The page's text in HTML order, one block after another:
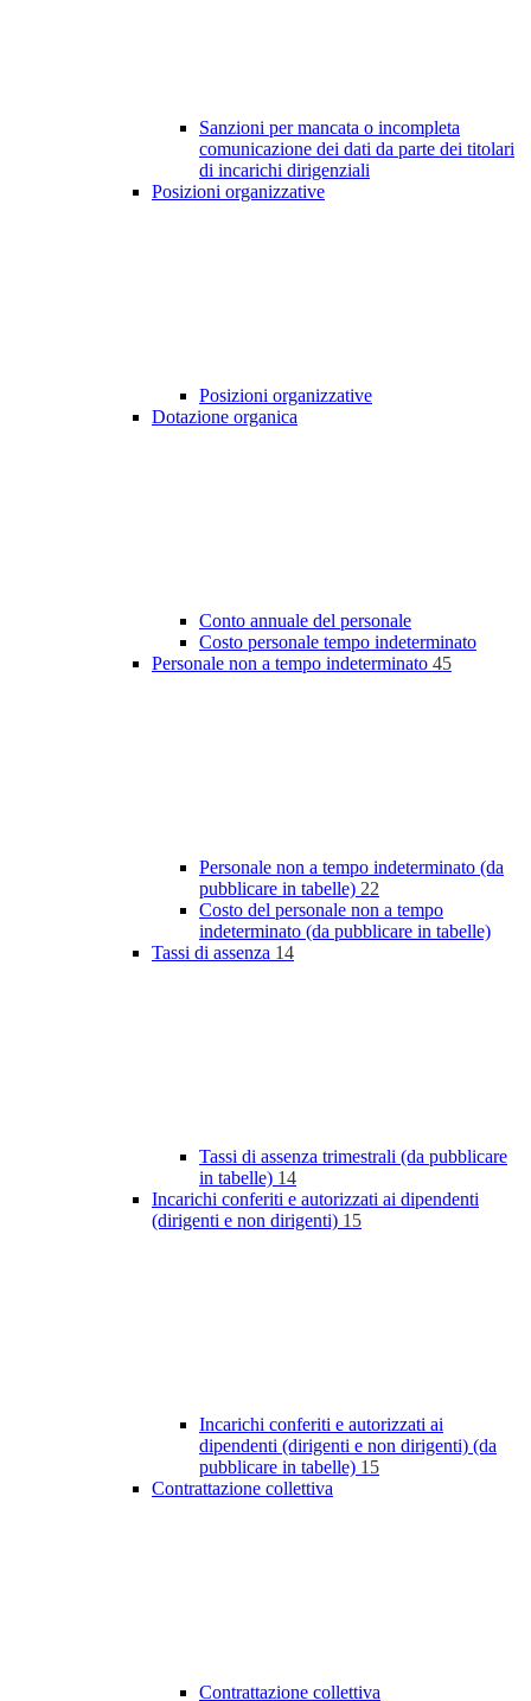
Sanzioni per mancata o incompleta
comunicazione dei dati da parte dei titolari
di incarichi dirigenziali
Posizioni organizzative
Posizioni organizzative
Dotazione organica
Conto annuale del personale
Costo personale tempo indeterminato
Personale non a tempo indeterminato 45
Personale non a tempo indeterminato (da
pubblicare in tabelle) 22
Costo del personale non a tempo
indeterminato (da pubblicare in tabelle)
Tassi di assenza 14
Tassi di assenza trimestrali (da pubblicare
in tabelle) 14
Incarichi conferiti e autorizzati ai dipendenti
(dirigenti e non dirigenti) 15
Incarichi conferiti e autorizzati ai
dipendenti (dirigenti e non dirigenti) (da
pubblicare in tabelle) 15
Contrattazione collettiva
Contrattazione collettiva